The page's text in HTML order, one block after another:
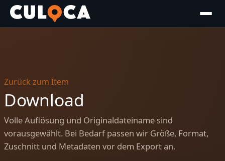
Zurück zum Item
Download
Volle Auflösung und Originaldateiname sind
vorausgewählt. Bei Bedarf passen wir Größe, Format,
Zuschnitt und Metadaten vor dem Export an.